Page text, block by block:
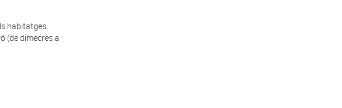
habitatges.
(de dimecres a